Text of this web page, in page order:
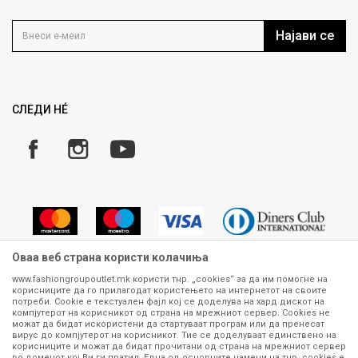
Кариера
Како да купите
Замена и рефундација на производи
Плаќање
Најави се
СЛЕДИ НÉ
Сите информации околу производите кои се изложени на нашата
онлајн продавница се стремиме да бидат конкретни, точни и прецизни,
меѓутоа не можеме да гарантираме дека се без ниту една грешка или
пак дека сите производи во моментот се достапни на залиха.
Фотографиите се најверодостојниот приказ на производот. Доколку
Оваа веб страна користи колачиња
www.fashiongroupoutlet.mk користи тнр. „cookies“ за да им помогне на
корисниците да го прилагодат користењето на интернетот на своите
потреби. Cookie е текстуален фајл кој се доделува на хард дискот на
компјутерот на корисникот од страна на мрежниот сервер. Cookies не
можат да бидат искористени да стартуваат програм или да пренесат
вирус до компјутерот на корисникот. Тие се доделуваат единствено на
корисниците и можат да бидат прочитани од страна на мрежниот сервер